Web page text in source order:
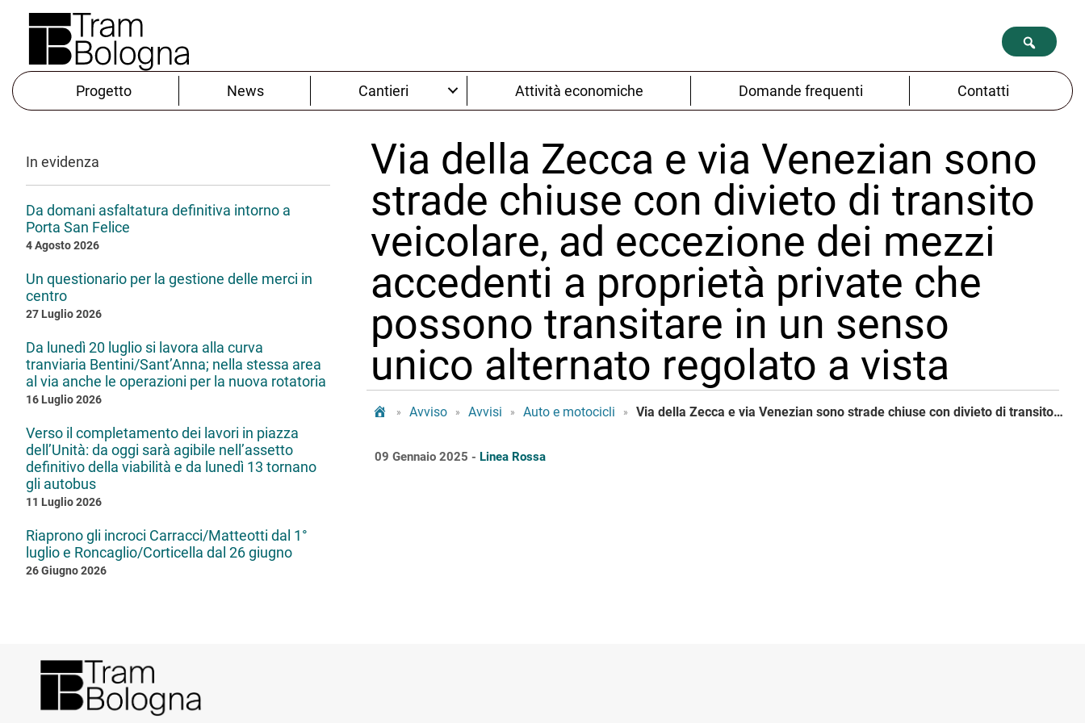
Progetto News Cantieri Attività economiche Domande frequenti Contatti
In evidenza
Da domani asfaltatura definitiva intorno a
Porta San Felice
4 Agosto 2026
Un questionario per la gestione delle merci in
centro
27 Luglio 2026
Da lunedì 20 luglio si lavora alla curva
tranviaria Bentini/Sant’Anna; nella stessa area
al via anche le operazioni per la nuova rotatoria
16 Luglio 2026
Verso il completamento dei lavori in piazza
dell’Unità: da oggi sarà agibile nell’assetto
definitivo della viabilità e da lunedì 13 tornano
gli autobus
11 Luglio 2026
Riaprono gli incroci Carracci/Matteotti dal 1°
luglio e Roncaglio/Corticella dal 26 giugno
26 Giugno 2026
Via della Zecca e via Venezian sono
strade chiuse con divieto di transito
veicolare, ad eccezione dei mezzi
accedenti a proprietà private che
possono transitare in un senso
unico alternato regolato a vista
Tram Bologna
» Avviso » Avvisi » Auto e motocicli » Via della Zecca e via Venezian sono strade chiuse con divieto di transito veicolare, ad eccezione dei mezzi accedenti a proprietà private che possono transitare in un senso unico alternato regolato a vista
09 Gennaio 2025 - Linea Rossa